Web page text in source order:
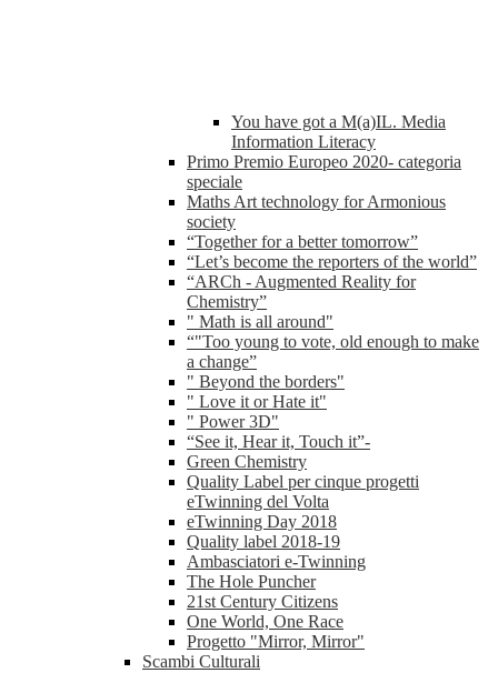
You have got a M(a)IL. Media
Information Literacy
Primo Premio Europeo 2020- categoria
speciale
Maths Art technology for Armonious
society
“Together for a better tomorrow”
“Let’s become the reporters of the world”
“ARCh - Augmented Reality for
Chemistry”
" Math is all around"
“"Too young to vote, old enough to make
a change”
" Beyond the borders"
" Love it or Hate it"
" Power 3D"
“See it, Hear it, Touch it”-
Green Chemistry
Quality Label per cinque progetti
eTwinning del Volta
eTwinning Day 2018
Quality label 2018-19
Ambasciatori e-Twinning
The Hole Puncher
21st Century Citizens
One World, One Race
Progetto "Mirror, Mirror"
Scambi Culturali